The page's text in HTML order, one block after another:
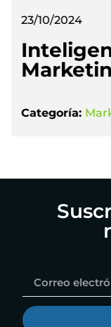
16/10/2024
La
Categoría: